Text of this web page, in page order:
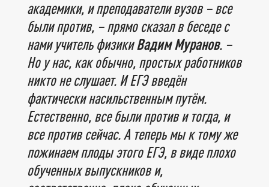
академики, и преподаватели вузов – все
были против, – прямо сказал в беседе с
нами учитель физикиВадим Муранов. –
Но у нас, как обычно, простых работников
никто не слушает. И ЕГЭ введён
фактически насильственным путём.
Естественно, все были против и тогда, и
все против сейчас. А теперь мы к тому же
пожинаем плоды этого ЕГЭ, в виде плохо
обученных выпускников и,